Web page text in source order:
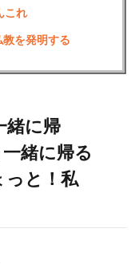
これ
教を発明する
緒に帰
緒に帰る
っと！私